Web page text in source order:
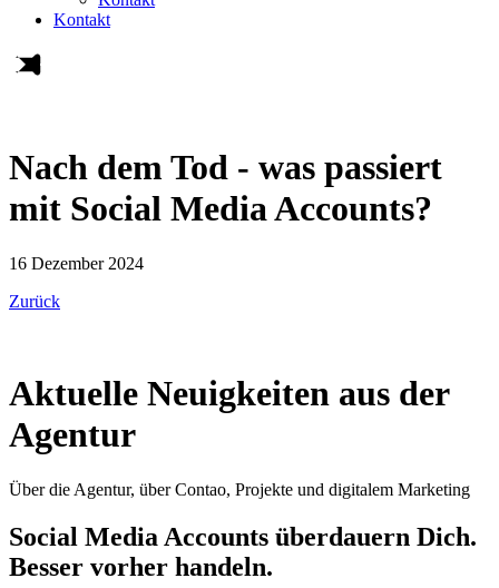
Kontakt
Nach dem Tod - was passiert
mit Social Media Accounts?
16 Dezember 2024
Zurück
Aktuelle Neuigkeiten aus der
Agentur
Über die Agentur, über Contao, Projekte und digitalem Marketing
Social Media Accounts überdauern Dich.
Besser vorher handeln.